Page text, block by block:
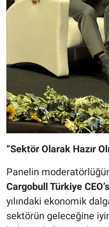
“Sektör Olarak Hazır
Panelin
Cargobull Türkiye
yılındaki ekonomik
sektörün geleceğine